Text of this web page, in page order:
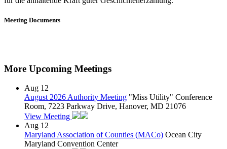
Meeting Documents
More Upcoming Meetings
Aug 12
August 2026 Authority Meeting "Miss Utility" Conference
Room, 7223 Parkway Drive, Hanover, MD 21076
View Meeting
Aug 12
Maryland Association of Counties (MACo) Ocean City
Maryland Convention Center